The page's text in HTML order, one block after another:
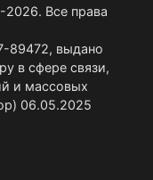
Все права
89472, выдано
в сфере связи,
и массовых
06.05.2025